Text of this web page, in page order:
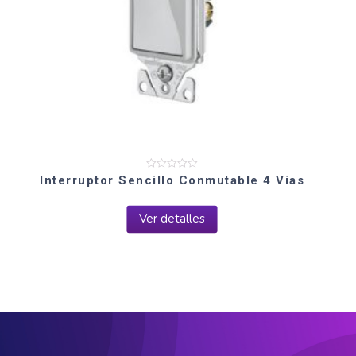
Valorado
en
de
5
Interruptor Sencillo Conmutable 4 Vías
Ver detalles